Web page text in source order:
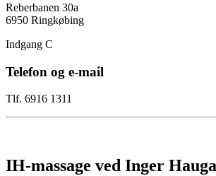
Reberbanen 30a
6950 Ringkøbing
Indgang C
Telefon og e-mail
Tlf. 6916 1311
IH-massage ved Inger